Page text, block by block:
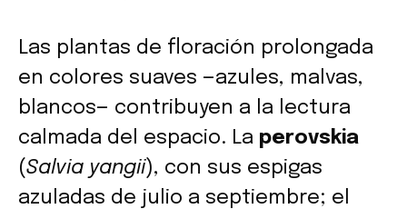
Las plantas de floración prolongada
en colores suaves —azules, malvas,
blancos— contribuyen a la lectura
calmada del espacio. La perovskia
(Salvia yangii), con sus espigas
azuladas de julio a septiembre; el